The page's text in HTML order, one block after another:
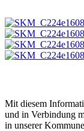
Mit diesem
und in Verbindung
in unserer